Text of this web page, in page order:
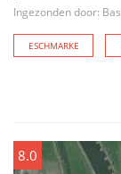
Ingezonden door: Bas
ESCHMARKE
8.0